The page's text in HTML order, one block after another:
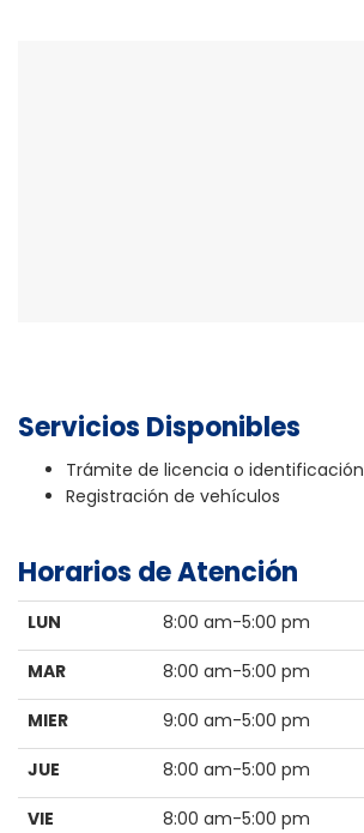
Servicios Disponibles
Trámite de licencia o identificación
Registración de vehículos
Horarios de Atención
LUN 8:00 am-5:00 pm
MAR 8:00 am-5:00 pm
MIER 9:00 am-5:00 pm
JUE 8:00 am-5:00 pm
VIE 8:00 am-5:00 pm